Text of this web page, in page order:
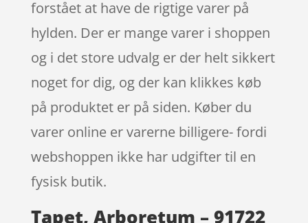
forstået at have de rigtige varer på
hylden. Der er mange varer i shoppen
og i det store udvalg er der helt sikkert
noget for dig, og der kan klikkes køb
på produktet er på siden. Køber du
varer online er varerne billigere- fordi
webshoppen ikke har udgifter til en
fysisk butik.
Tapet, Arboretum – 91722